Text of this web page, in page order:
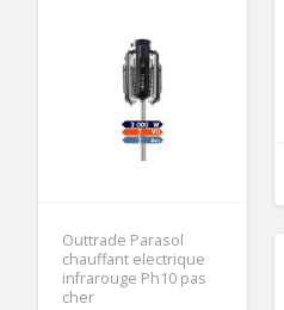
Outtrade Parasol
chauffant electrique
infrarouge Ph10 pas
cher